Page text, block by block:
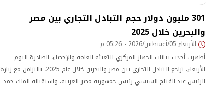
301 مليون دولار حجم التبادل التجاري بين مصر
والبحرين خلال 2025
الأربعاء 05/أغسطس/2026 - 05:26 م
أظهرت أحدث بيانات الجهاز المركزي للتعبئة العامة والإحصاء، الصادرة اليوم
الأربعاء، تراجع التبادل التجاري بين مصر والبحرين خلال عام 2025، بالتزامن مع زيارة
الرئيس عبد الفتاح السيسي رئيس جمهورية مصر العربية، واستقباله الملك حمد